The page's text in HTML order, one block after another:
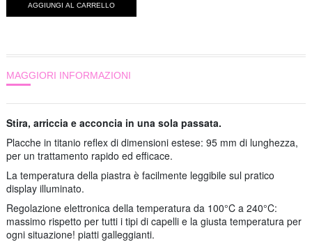
AGGIUNGI AL CARRELLO
MAGGIORI INFORMAZIONI
Stira, arriccia e acconcia in una sola passata.
Placche in titanio reflex di dimensioni estese: 95 mm di lunghezza,
per un trattamento rapido ed efficace.
La temperatura della piastra è facilmente leggibile sul pratico
display illuminato.
Regolazione elettronica della temperatura da 100°C a 240°C:
massimo rispetto per tutti i tipi di capelli e la giusta temperatura per
ogni situazione! piatti galleggianti.